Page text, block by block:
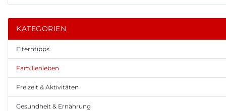
KATEGORIEN
Elterntipps
Familienleben
Freizeit & Aktivitäten
Gesundheit & Ernährung